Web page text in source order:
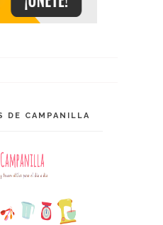
DE CAMPANILLA